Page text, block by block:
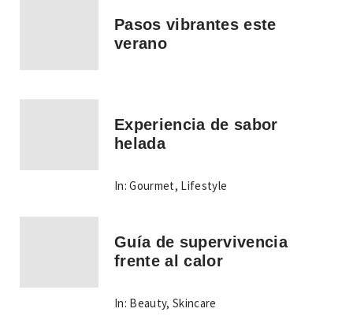
Pasos vibrantes este
verano
Experiencia de sabor
helada
In: Gourmet, Lifestyle
Guía de supervivencia
frente al calor
In: Beauty,Skincare